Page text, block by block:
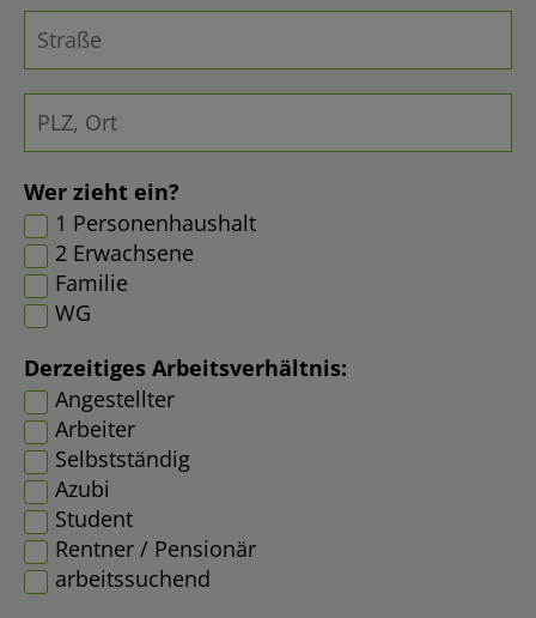
Wer zieht ein?
1 Personenhaushalt
2 Erwachsene
Familie
WG
Derzeitiges Arbeitsverhältnis:
Angestellter
Arbeiter
Selbstständig
Azubi
Student
Rentner / Pensionär
arbeitssuchend